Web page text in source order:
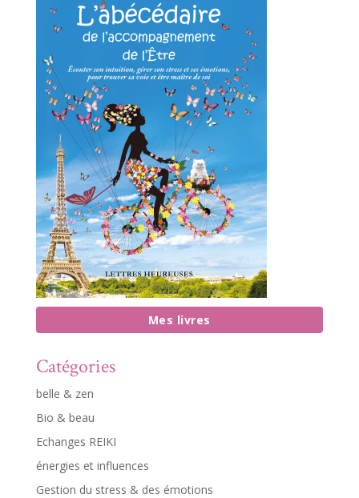
Mes livres
Catégories
belle & zen
Bio & beau
Echanges REIKI
énergies et influences
Gestion du stress & des émotions